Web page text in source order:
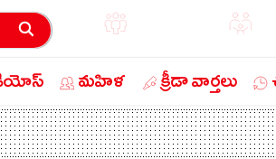
పాపులర్ వార్తలు
బిజినెస్ ఎడ్యుకేషన్
మహిళ క్రీడా వార్తలు